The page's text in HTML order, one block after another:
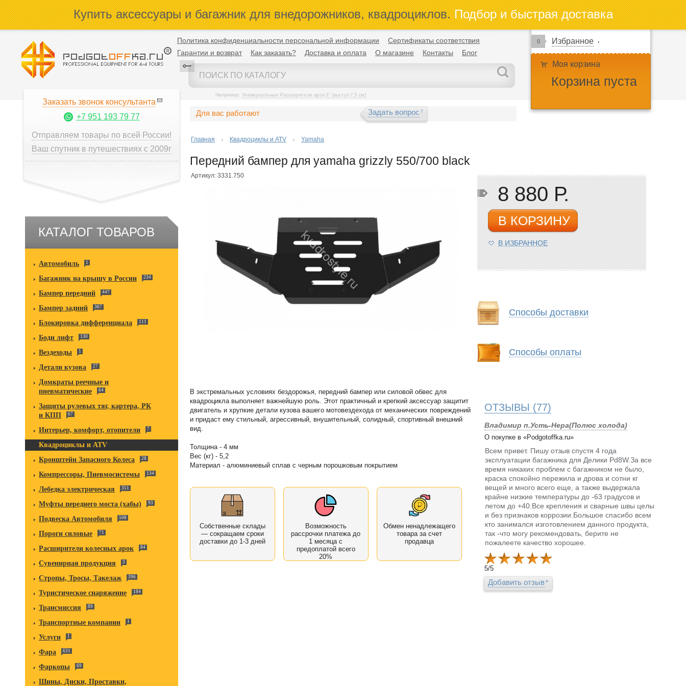
Купить аксессуары и багажник для внедорожников, квадроциклов.Подбор и быстрая доставка
Политика конфиденциальности персональной информации
Сертификаты соответствия
Гарантии и возврат
Как заказать? Доставка и оплата О магазине Контакты Блог
Например: Универсальные Расширители арок 3" (выступ 7,5 см)
0 Избранное
Моя корзина
Корзина пуста
Заказать звонок консультанта
+7 951 193 79 77
Отправляем товары по всей России!
Ваш спутник в путешествиях с 2009г
КАТАЛОГ ТОВАРОВ
Автомобиль 1
Багажник на крышу в России 234
Бампер передний 447
Бампер задний 367
Блокировка дифференциала 111
Боди лифт 130
Вездеходы 1
Детали кузова 27
Домкраты реечные и
пневматические
64
Защиты рулевых тяг, картера, РК
и КПП
67
Интерьер, комфорт, отопители 7
Квадроциклы и ATV
Кронштейн Запасного Колеса
28
Компрессоры, Пневмосистемы 134
Лебедка электрическая 351
Муфты переднего моста (хабы) 93
Подвеска Автомобиля 508
Пороги силовые 71
Расширители колесных арок 84
Сувенирная продукция 3
Стропы, Тросы, Такелаж 396
Туристическое снаряжение 184
Трансмиссия 89
Транспортные компании 1
Услуги 1
Фара 631
Фаркопы 69
Шины, Диски, Проставки,
Для вас работают Задать вопрос
Главная Квадроциклы и ATV Yamaha
Передний бампер для yamaha grizzly 550/700 black
Артикул: 3331.750
В экстремальных условиях бездорожья, передний бампер или силовой обвес для
квадроцикла выполняет важнейшую роль. Этот практичный и крепкий аксессуар защитит
двигатель и хрупкие детали кузова вашего мотовездехода от механических повреждений
и придаст ему стильный, агрессивный, внушительный, солидный, спортивный внешний
вид.
Толщина - 4 мм
Вес (кг) - 5,2
Материал - алюминиевый сплав с черным порошковым покрытием
Собственные склады
— сокращаем сроки
доставки до 1-3 дней
Возможность
рассрочки платежа до
1 месяца с
предоплатой всего
20%
Обмен ненадлежащего
товара за счет
продавца
8 880 Р.
В КОРЗИНУ
В ИЗБРАННОЕ
Способы доставки
Способы оплаты
ОТЗЫВЫ (77)
Владимир п.Усть-Нера(Полюс холода)
О покупке в «Podgotoffka.ru»
Всем привет. Пишу отзыв спустя 4 года
эксплуатации багажника для Делики Pd8W.За все
время никаких проблем с багажником не было,
краска спокойно пережила и дрова и сотни кг
вещей и много всего еще, а также выдержала
крайне низкие температуры до -63 градусов и
летом до +40.Все крепления и сварные швы целы
и без признаков коррозии.Большое спасибо всем
кто занимался изготовлением данного продукта,
так -что могу рекомендовать, берите не
пожалеете качество хорошее.
5/5
Добавить отзыв